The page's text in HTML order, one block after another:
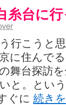
糸台に
行こうと
に住んで
舞台探訪
と。とい
ぐに 続き